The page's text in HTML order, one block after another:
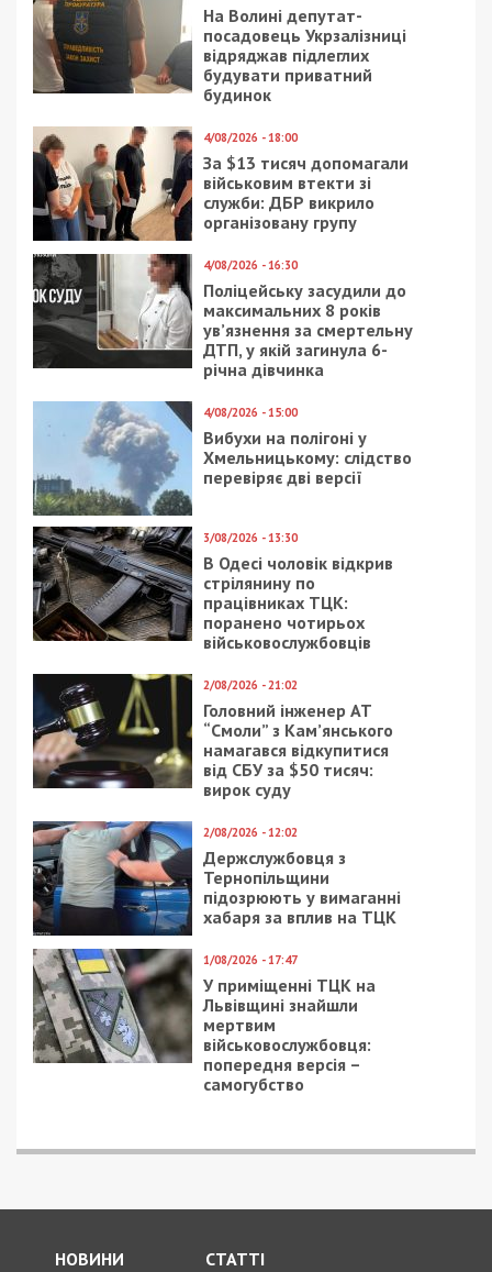
На Волині депутат-
посадовець Укрзалізниці
відряджав підлеглих
будувати приватний
будинок
4/08/2026 - 18:00
За $13 тисяч допомагали
військовим втекти зі
служби: ДБР викрило
організовану групу
4/08/2026 - 16:30
Поліцейську засудили до
максимальних 8 років
ув’язнення за смертельну
ДТП, у якій загинула 6-
річна дівчинка
4/08/2026 - 15:00
Вибухи на полігоні у
Хмельницькому: слідство
перевіряє дві версії
3/08/2026 - 13:30
В Одесі чоловік відкрив
стрілянину по
працівниках ТЦК:
поранено чотирьох
військовослужбовців
2/08/2026 - 21:02
Головний інженер АТ
“Смоли” з Кам’янського
намагався відкупитися
від СБУ за $50 тисяч:
вирок суду
2/08/2026 - 12:02
Держслужбовця з
Тернопільщини
підозрюють у вимаганні
хабаря за вплив на ТЦК
1/08/2026 - 17:47
У приміщенні ТЦК на
Львівщині знайшли
мертвим
військовослужбовця:
попередня версія –
самогубство
НОВИНИ СТАТТІ